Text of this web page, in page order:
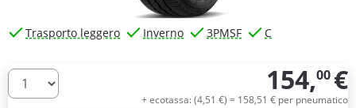
Trasporto leggero Inverno 3PMSF C
Quantità 154,00 €
+ ecotassa: (4,51 €) = 158,51 € per pneumatico